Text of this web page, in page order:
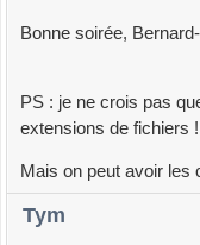
Bonne soirée,
PS : je ne crois pas
extensions de fichiers !
Mais on peut avoir les
Tym